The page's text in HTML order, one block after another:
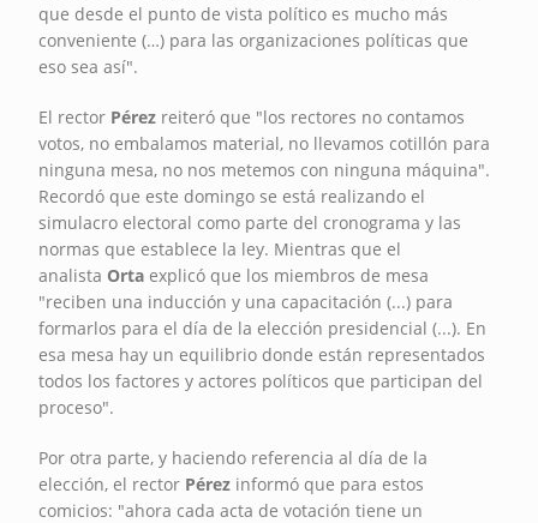
que desde el punto de vista político es mucho más
conveniente (…) para las organizaciones políticas que
eso sea así".
El rector Pérez reiteró que "los rectores no contamos
votos, no embalamos material, no llevamos cotillón para
ninguna mesa, no nos metemos con ninguna máquina".
Recordó que este domingo se está realizando el
simulacro electoral como parte del cronograma y las
normas que establece la ley. Mientras que el
analista Orta explicó que los miembros de mesa
"reciben una inducción y una capacitación (...) para
formarlos para el día de la elección presidencial (...). En
esa mesa hay un equilibrio donde están representados
todos los factores y actores políticos que participan del
proceso".
Por otra parte, y haciendo referencia al día de la
elección, el rector Pérez informó que para estos
comicios: "ahora cada acta de votación tiene un